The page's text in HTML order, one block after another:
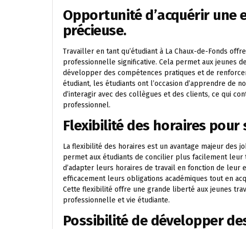
Opportunité d’acquérir une
précieuse.
Travailler en tant qu’étudiant à La Chaux-de-Fonds
professionnelle significative. Cela permet aux jeunes
développer des compétences pratiques et de
étudiant, les étudiants ont l’occasion d’apprendre de
d’interagir avec des collègues et des clients, ce qui
professionnel.
Flexibilité des horaires pour
La flexibilité des horaires est un avantage majeur des
permet aux étudiants de concilier plus facilement
d’adapter leurs horaires de travail en fonction de
efficacement leurs obligations académiques tout en
Cette flexibilité offre une grande liberté aux jeunes
professionnelle et vie étudiante.
Possibilité de développer